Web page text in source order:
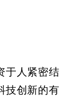
于人紧密结
技创新的有